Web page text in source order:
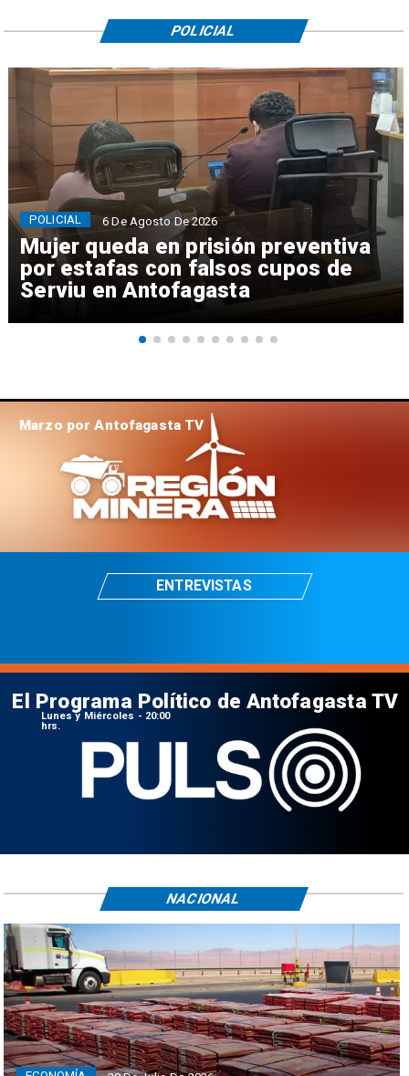
Mujer queda en prisión preventiva
por estafas con falsos cupos de
Serviu en Antofagasta
POLICIAL 6 De Agosto De 2026
POLICIAL
Marzo por Antofagasta TV
ENTREVISTAS
El Programa Político de Antofagasta TV
Lunes y Miércoles - 20:00
hrs.
NACIONAL